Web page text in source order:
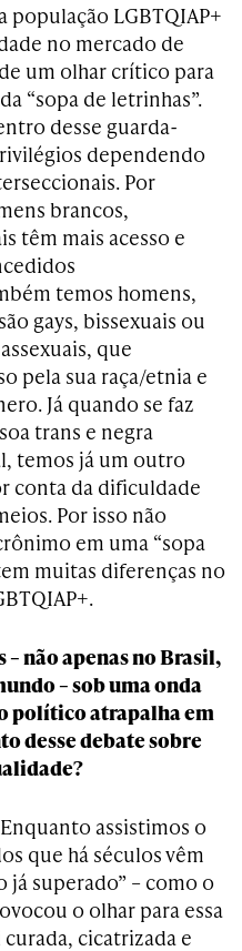
população LGBTQIAP+
no mercado de
um olhar crítico para
“sopa de letrinhas”.
desse guarda-
dependendo
Por
brancos,
têm mais acesso e
temos homens,
gays, bissexuais ou
que
pela sua raça/etnia e
Já quando se faz
trans e negra
temos já um outro
conta da dificuldade
Por isso não
em uma “sopa
muitas diferenças no
não apenas no Brasil,
– sob uma onda
político atrapalha em
desse debate sobre
assistimos o
que há séculos vêm
superado” – como o
o olhar para essa
cicatrizada e